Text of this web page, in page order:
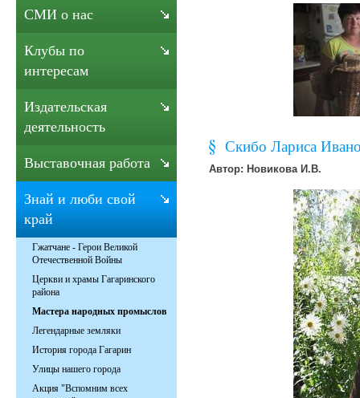
Скибо Лариса
Автор: Новикова И.В.
СМИ о нас
Клубы по
интересам
Издательская
деятельность
Выставочная работа
Знай и люби свой
край
Гжатчане - Герои Великой
Отечественной Войны
Церкви и храмы Гагаринского
района
Мастера народных промыслов
Легендарные земляки
История города Гагарин
Улицы нашего города
Акция "Вспомним всех